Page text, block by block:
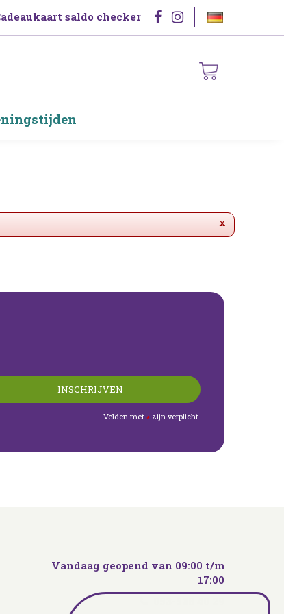
saldo checker
x
Velden met * zijn verplicht.
Vandaag geopend van 09:00 t/m
17:00